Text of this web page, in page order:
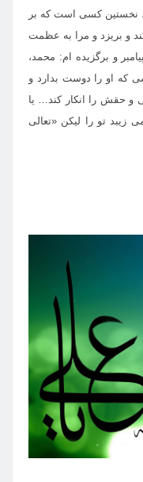
نخستين كسى است كه بر
و بريزد و مرا به عظمت
و برگزيده ام: محمد،
كه او را دوست بدارد و
و حقش را انكار كند… يا
زيبد تو را ليكن «تعالى